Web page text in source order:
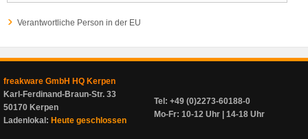
Verantwortliche Person in der EU
freakware GmbH HQ Kerpen
Karl-Ferdinand-Braun-Str. 33
50170 Kerpen
Ladenlokal: Heute geschlossen
Tel: +49 (0)2273-60188-0
Mo-Fr: 10-12 Uhr | 14-18 Uhr